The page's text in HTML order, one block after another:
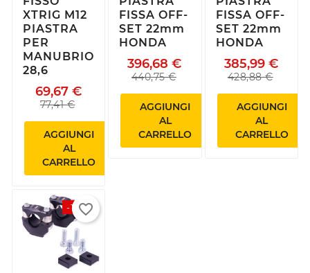
XTRIG M12
PIASTRA
PER
MANUBRIO
28,6
69,67 €
77,41 €
AGGIUNGI
AL
CARRELLO
FISSA OFF-
SET 22mm
HONDA
396,68 €
440,75 €
AGGIUNGI
AL
CARRELLO
FISSA OFF-
SET 22mm
HONDA
385,99 €
428,88 €
AGGIUNGI
AL
CARRELLO
-10%
favorite_border